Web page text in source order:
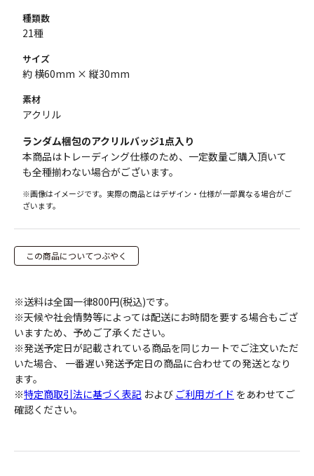
種類数
21種
サイズ
約 横60mm × 縦30mm
素材
アクリル
ランダム梱包のアクリルバッジ1点入り
本商品はトレーディング仕様のため、一定数量ご購入頂いて
も全種揃わない場合がございます。
※画像はイメージです。実際の商品とはデザイン・仕様が一部異なる場合がご
ざいます。
この商品についてつぶやく
※送料は全国一律800円(税込)です。
※天候や社会情勢等によっては配送にお時間を要する場合もござ
いますため、予めご了承ください。
※発送予定日が記載されている商品を同じカートでご注文いただ
いた場合、 一番遅い発送予定日の商品に合わせての発送となり
ます。
※特定商取引法に基づく表記 および ご利用ガイド をあわせてご
確認ください。